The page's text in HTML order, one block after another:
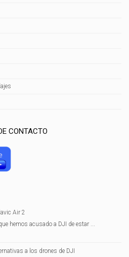
CONTACTO
Air 2
hemos acusado a DJI de estar ...
a los drones de DJI